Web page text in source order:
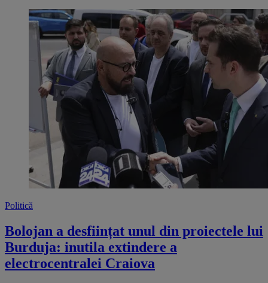
Politică
Bolojan a desființat unul din proiectele lui
Burduja: inutila extindere a
electrocentralei Craiova